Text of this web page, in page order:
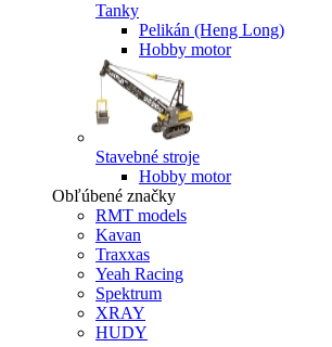
Tanky
Pelikán (Heng Long)
Hobby motor
Stavebné stroje
Hobby motor
Obľúbené značky
RMT models
Kavan
Traxxas
Yeah Racing
Spektrum
XRAY
HUDY